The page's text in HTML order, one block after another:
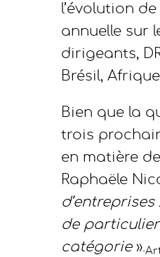
l’évolution
annuelle sur
dirigeants,
Brésil,
Bien que la
trois
en matière
Raphaële
de particulier
catégorie».